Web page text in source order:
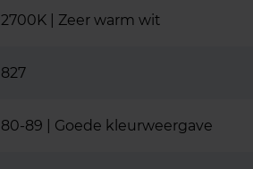
2700K | Zeer warm wit
827
80-89 | Goede kleurweergave